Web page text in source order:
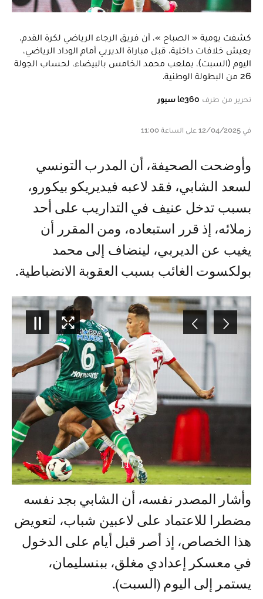
كشفت يومية « الصباح »، أن فريق الرجاء الرياضي لكرة القدم،
يعيش خلافات داخلية، قبل مباراة الديربي أمام الوداد الرياضي،
اليوم (السبت)، بملعب محمد الخامس بالبيضاء، لحساب الجولة
26 من البطولة الوطنية.
تحرير من طرف le360 سبور
في 12/04/2025 على الساعة 11:00
وأوضحت الصحيفة، أن المدرب التونسي
لسعد الشابي، فقد لاعبه فيديريكو بيكورو،
بسبب تدخل عنيف في التداريب على أحد
زملائه، إذ قرر استبعاده، ومن المقرر أن
يغيب عن الديربي، لينضاف إلى محمد
بولكسوت الغائب بسبب العقوبة الانضباطية.
3
/
11
وأشار المصدر نفسه، أن الشابي بجد نفسه
مضطرا للاعتماد على لاعبين شباب، لتعويض
هذا الخصاص، إذ أصر قبل أيام على الدخول
في معسكر إعدادي مغلق، ببنسليمان،
يستمر إلى اليوم (السبت).